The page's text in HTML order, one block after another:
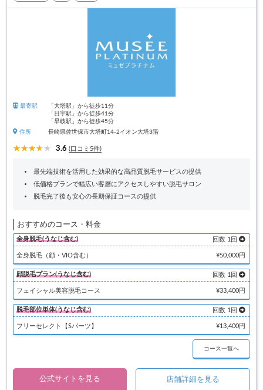
最寄駅
「大塔駅」から徒歩11分
「日宇駅」から徒歩41分
「早岐駅」から徒歩45分
住所
長崎県佐世保市大塔町14-2イオン大塔3階
3.6 (口コミ5件)
最先端技術を活用した効果的な高品質脱毛サービスの提供
低価格プランで幅広い客層にアクセスしやすい脱毛サロン
脱毛完了後も安心の長期保証コースの提供
おすすめのコース・料金
全身脱毛(うなじ含む) 回数 1回
全身脱毛（顔・VIO含む） ¥50,000円
顔脱毛プラン(うなじ含む) 回数 1回
フェイシャル美容脱毛コース ¥33,400円
脱毛部位単体(うなじ含む) 回数 1回
フリーセレクト【Sパーツ】 ¥13,400円
コース一覧へ
公式サイトを見る 店舗詳細を見る